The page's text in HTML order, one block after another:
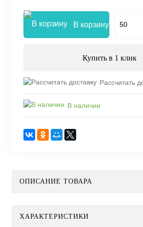
В корзину
Купить в 1 клик
Рассчитать
В наличии
ОПИСАНИЕ ТОВАРА
ХАРАКТЕРИСТИКИ